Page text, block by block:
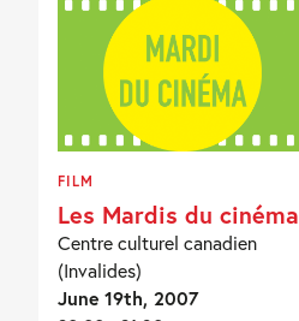
FILM
Les Mardis du cinéma
Centre culturel canadien
(Invalides)
June 19th, 2007